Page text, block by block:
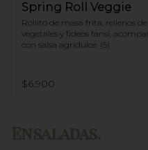
Spring Roll Veggie
Rollito de masa frita, rellenos de
vegetales y fideos fansi,
con salsa agridulce. (5)
$6.900
Ensaladas.